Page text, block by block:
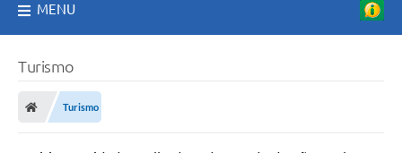
MENU
Turismo
Turismo